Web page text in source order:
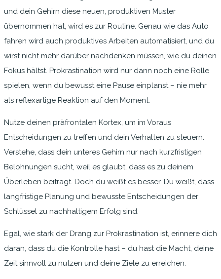
und dein Gehirn diese neuen, produktiven Muster
übernommen hat, wird es zur Routine. Genau wie das Auto
fahren wird auch produktives Arbeiten automatisiert, und du
wirst nicht mehr darüber nachdenken müssen, wie du deinen
Fokus hältst. Prokrastination wird nur dann noch eine Rolle
spielen, wenn du bewusst eine Pause einplanst – nie mehr
als reflexartige Reaktion auf den Moment.
Nutze deinen präfrontalen Kortex, um im Voraus
Entscheidungen zu treffen und dein Verhalten zu steuern.
Verstehe, dass dein unteres Gehirn nur nach kurzfristigen
Belohnungen sucht, weil es glaubt, dass es zu deinem
Überleben beiträgt. Doch du weißt es besser. Du weißt, dass
langfristige Planung und bewusste Entscheidungen der
Schlüssel zu nachhaltigem Erfolg sind.
Egal, wie stark der Drang zur Prokrastination ist, erinnere dich
daran, dass du die Kontrolle hast – du hast die Macht, deine
Zeit sinnvoll zu nutzen und deine Ziele zu erreichen.